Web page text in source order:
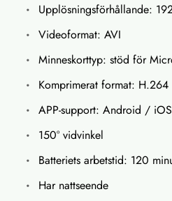
Upplösningsförhållande:
Videoformat: AVI
Minneskorttyp: stöd för
Komprimerat format: H.264
APP-support: Android / iOS
150° vidvinkel
Batteriets arbetstid: 120
Har nattseende